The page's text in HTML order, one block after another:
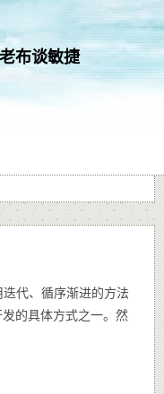
老布谈敏捷
代、循序渐进的方法
的具体方式之一。然